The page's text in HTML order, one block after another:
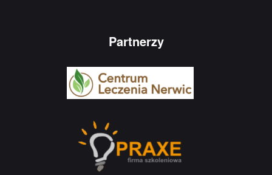
Partnerzy